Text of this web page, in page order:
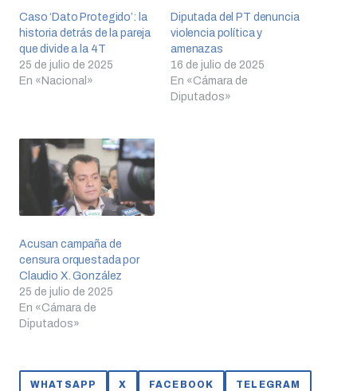
Caso ‘Dato Protegido’: la
historia detrás de la pareja
que divide a la 4T
25 de julio de 2025
En «Nacional»
Diputada del PT denuncia
violencia política y
amenazas
16 de julio de 2025
En «Cámara de
Diputados»
Acusan campaña de
censura orquestada por
Claudio X. González
25 de julio de 2025
En «Cámara de
Diputados»
WHATSAPP X FACEBOOK TELEGRAM